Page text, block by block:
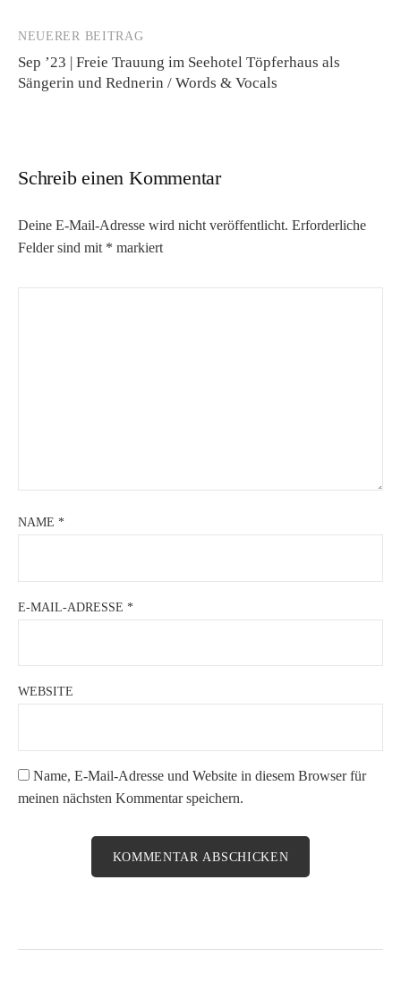
NEUERER BEITRAG
Sep ’23 | Freie Trauung im Seehotel Töpferhaus als
Sängerin und Rednerin / Words & Vocals
Schreib einen Kommentar
Deine E-Mail-Adresse wird nicht veröffentlicht. Erforderliche
Felder sind mit * markiert
NAME *
E-MAIL-ADRESSE *
WEBSITE
Name, E-Mail-Adresse und Website in diesem Browser für
meinen nächsten Kommentar speichern.